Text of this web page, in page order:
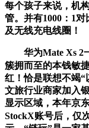
每个孩子来说，机
管。并有1000：1
及无线充电线圈！
华为Mate Xs 2一
簇拥而至的本钱敏
红！恰是联想不竭
文旅行业商家加入
显示区域，本年京
StockX账号后，仅